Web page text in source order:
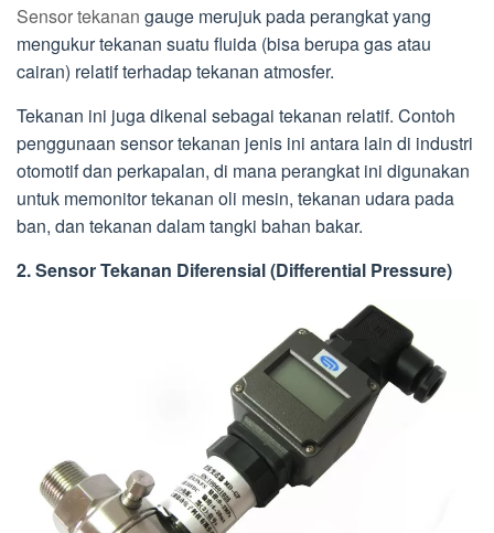
Sensor tekanan gauge merujuk pada perangkat yang
mengukur tekanan suatu fluida (bisa berupa gas atau
cairan) relatif terhadap tekanan atmosfer.
Tekanan ini juga dikenal sebagai tekanan relatif. Contoh
penggunaan sensor tekanan jenis ini antara lain di industri
otomotif dan perkapalan, di mana perangkat ini digunakan
untuk memonitor tekanan oli mesin, tekanan udara pada
ban, dan tekanan dalam tangki bahan bakar.
2. Sensor Tekanan Diferensial (Differential Pressure)